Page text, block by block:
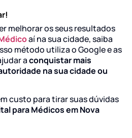
melhorar os seus resultados
aí na sua cidade, saiba
método utiliza o Google e as
aconquistar mais
na sua cidade ou
custo para tirar suas dúvidas
para Médicos em Nova